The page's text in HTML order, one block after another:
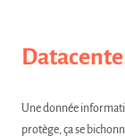
Une donnée
protège, ça se